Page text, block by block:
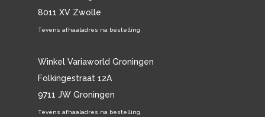
8011 XV Zwolle
Tevens afhaaladres na bestelling
Winkel Variaworld Groningen
Folkingestraat 12A
9711 JW Groningen
Tevens afhaaladres na bestelling